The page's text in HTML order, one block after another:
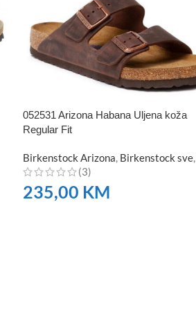
052531 Arizona Habana Uljena koža
Regular Fit
Birkenstock Arizona, Birkenstock sve,
(3)
235,00 KM